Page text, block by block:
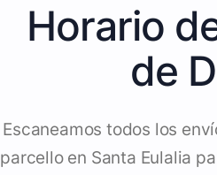
Horario
de
Escaneamos todos los
parcello en Santa Eulalia